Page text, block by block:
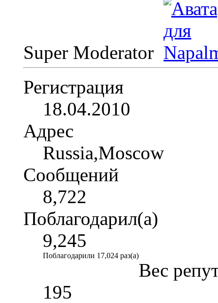
Super Moderator
Регистрация
18.04.2010
Адрес
Russia,Moscow
Сообщений
8,722
Поблагодарил(а)
9,245
Поблагодарили 17,024 раз(а)
Вес
195